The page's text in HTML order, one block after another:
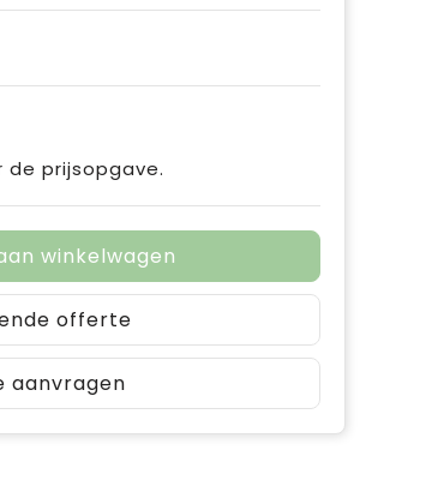
prijsopgave.
winkelwagen
offerte
aanvragen